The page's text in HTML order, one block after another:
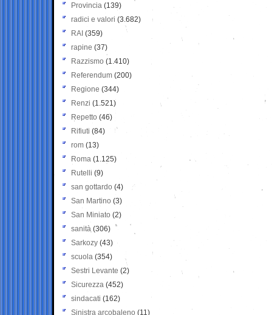
Provincia (139)
radici e valori (3.682)
RAI (359)
rapine (37)
Razzismo (1.410)
Referendum (200)
Regione (344)
Renzi (1.521)
Repetto (46)
Rifiuti (84)
rom (13)
Roma (1.125)
Rutelli (9)
san gottardo (4)
San Martino (3)
San Miniato (2)
sanità (306)
Sarkozy (43)
scuola (354)
Sestri Levante (2)
Sicurezza (452)
sindacati (162)
Sinistra arcobaleno (11)